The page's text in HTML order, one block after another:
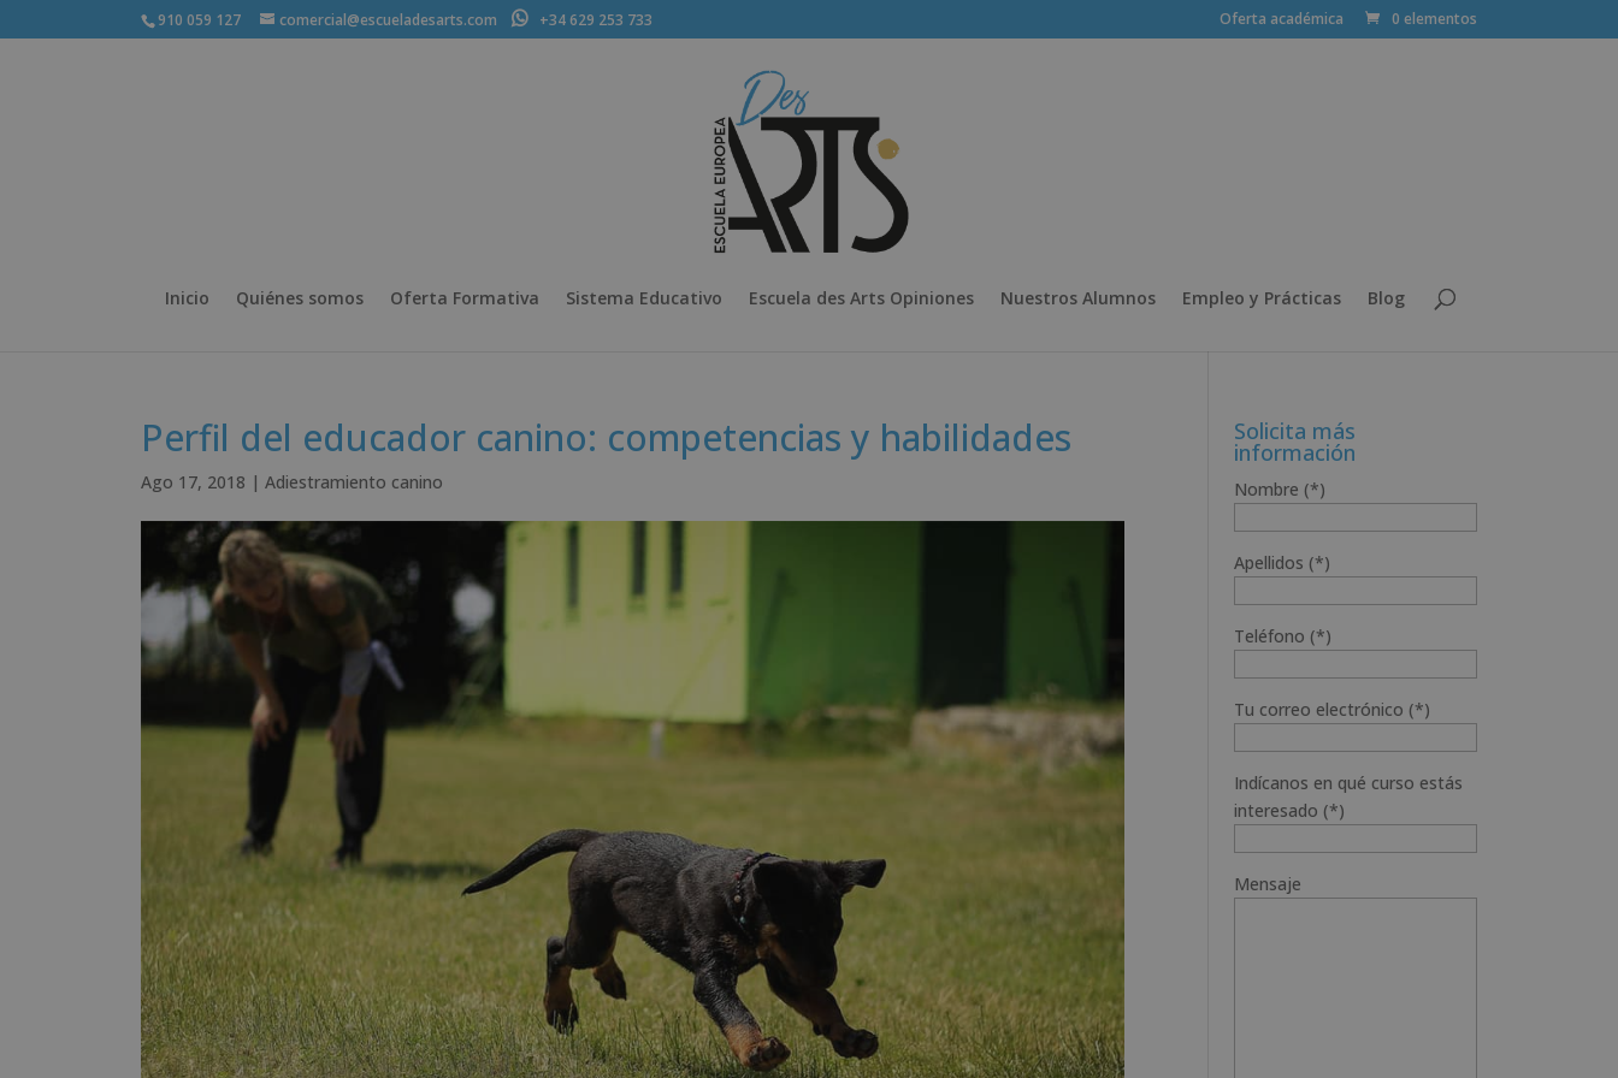
910 059 127 comercial@escueladesarts.com +34 629 253 733 Oferta académica 0 elementos
Inicio Quiénes somos Oferta Formativa Sistema Educativo Escuela des Arts Opiniones Nuestros Alumnos Empleo y Prácticas Blog
Perfil del educador canino: competencias y habilidades
Ago 17, 2018 | Adiestramiento canino
Solicita más
información
Nombre (*)
Apellidos (*)
Teléfono (*)
Tu correo electrónico (*)
Indícanos en qué curso estás
interesado (*)
Mensaje